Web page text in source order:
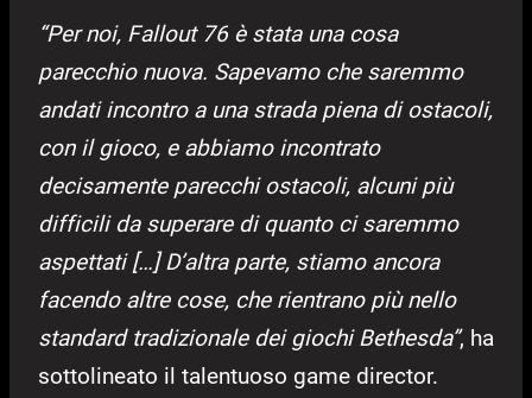
“Per noi, Fallout 76 è stata una cosa
parecchio nuova. Sapevamo che saremmo
andati incontro a una strada piena di ostacoli,
con il gioco, e abbiamo incontrato
decisamente parecchi ostacoli, alcuni più
difficili da superare di quanto ci saremmo
aspettati […] D’altra parte, stiamo ancora
facendo altre cose, che rientrano più nello
standard tradizionale dei giochi Bethesda”, ha
sottolineato il talentuoso game director.